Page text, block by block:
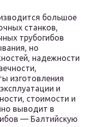
большое
станков,
трубогибов
но
надежности
изготовления
и
стоимости и
выводит в
— Балтийскую